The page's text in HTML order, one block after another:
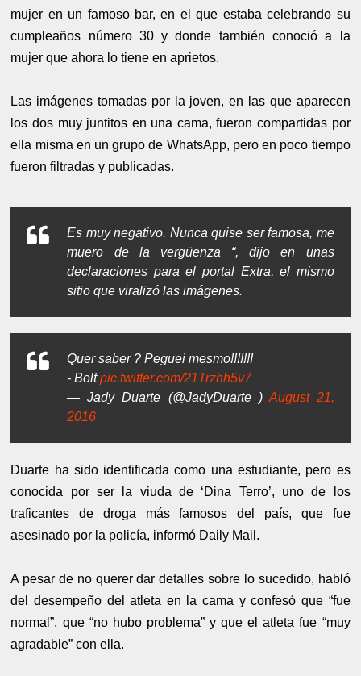
mujer en un famoso bar, en el que estaba celebrando su
cumpleaños número 30 y donde también conoció a la
mujer que ahora lo tiene en aprietos.
Las imágenes tomadas por la joven, en las que aparecen
los dos muy juntitos en una cama, fueron compartidas por
ella misma en un grupo de WhatsApp, pero en poco tiempo
fueron filtradas y publicadas.
Es muy negativo. Nunca quise ser famosa, me
muero de la vergüenza “, dijo en unas
declaraciones para el portal Extra, el mismo
sitio que viralizó las imágenes.
Quer saber ? Peguei mesmo!!!!!!!
- Boltpic.twitter.com/21Trzhh5v7
— Jady Duarte (@JadyDuarte_) August 21,
2016
Duarte ha sido identificada como una estudiante, pero es
conocida por ser la viuda de ‘Dina Terro’, uno de los
traficantes de droga más famosos del país, que fue
asesinado por la policía, informó Daily Mail.
A pesar de no querer dar detalles sobre lo sucedido, habló
del desempeño del atleta en la cama y confesó que “fue
normal”, que “no hubo problema” y que el atleta fue “muy
agradable” con ella.